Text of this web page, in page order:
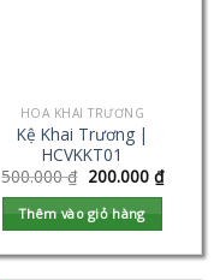
HOA KHAI TRƯƠNG
Kệ Khai Trương |
HCVKKT01
500.000₫ 200.000 ₫
Thêm vào giỏ hàng